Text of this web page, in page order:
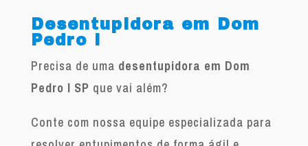
Desentupidora em Dom
Pedro I
Precisa de uma desentupidora em Dom
Pedro I SP que vai além?
Conte com nossa equipe especializada para